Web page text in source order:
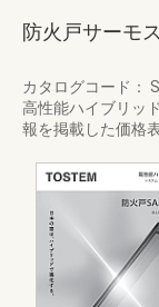
防火戸サーモ
カタログコード：
高性能ハイブリッ
報を掲載した価格